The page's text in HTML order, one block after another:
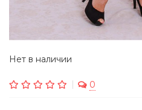
Нет в наличии
0